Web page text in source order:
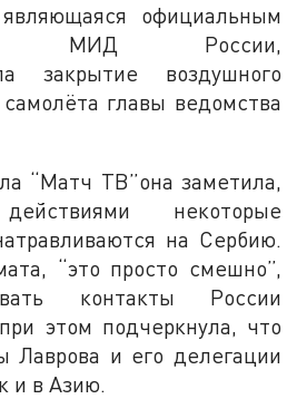
официальным
МИД России,
закрытие воздушного
главы ведомства
“Матч ТВ”она заметила,
некоторые
на Сербию.
“это просто смешно”,
контакты России
этом подчеркнула, что
Лаврова и его делегации
и в Азию.